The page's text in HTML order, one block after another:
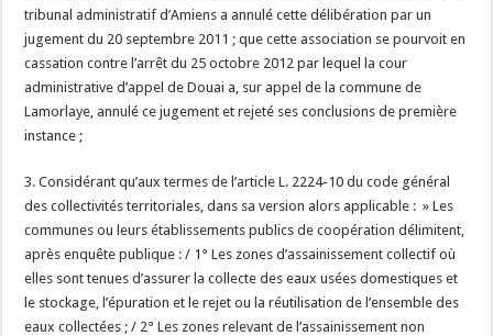
tribunal administratif d’Amiens a annulé cette délibération par un
jugement du 20 septembre 2011 ; que cette association se pourvoit en
cassation contre l’arrêt du 25 octobre 2012 par lequel la cour
administrative d’appel de Douai a, sur appel de la commune de
Lamorlaye, annulé ce jugement et rejeté ses conclusions de première
instance ;
3. Considérant qu’aux termes de l’article L. 2224-10 du code général
des collectivités territoriales, dans sa version alors applicable : » Les
communes ou leurs établissements publics de coopération délimitent,
après enquête publique : / 1° Les zones d’assainissement collectif où
elles sont tenues d’assurer la collecte des eaux usées domestiques et
le stockage, l’épuration et le rejet ou la réutilisation de l’ensemble des
eaux collectées ; / 2° Les zones relevant de l’assainissement non